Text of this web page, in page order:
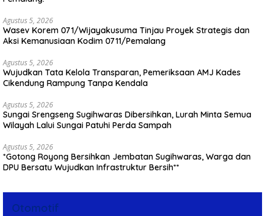
Agustus 5, 2026
Wasev Korem 071/Wijayakusuma Tinjau Proyek Strategis dan
Aksi Kemanusiaan Kodim 0711/Pemalang
Agustus 5, 2026
Wujudkan Tata Kelola Transparan, Pemeriksaan AMJ Kades
Cikendung Rampung Tanpa Kendala
Agustus 5, 2026
Sungai Srengseng Sugihwaras Dibersihkan, Lurah Minta Semua
Wilayah Lalui Sungai Patuhi Perda Sampah
Agustus 5, 2026
*Gotong Royong Bersihkan Jembatan Sugihwaras, Warga dan
DPU Bersatu Wujudkan Infrastruktur Bersih**
Otomotif